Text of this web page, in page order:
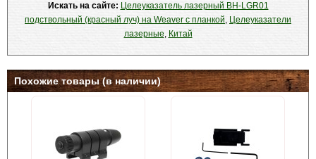
Искать на сайте: Целеуказатель лазерный BH-LGR01
подствольный (красный луч) на Weaver с планкой, Целеуказатели
лазерные, Китай
Похожие товары (в наличии)